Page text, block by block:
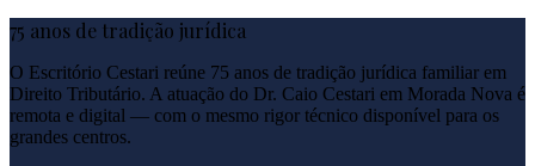
75 anos de tradição jurídica
O Escritório Cestari reúne 75 anos de tradição jurídica familiar em
Direito Tributário. A atuação do Dr. Caio Cestari em Morada Nova é
remota e digital — com o mesmo rigor técnico disponível para os
grandes centros.